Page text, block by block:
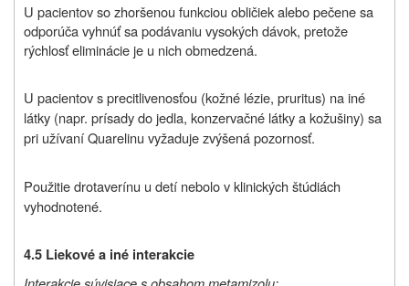
U pacientov so zhoršenou funkciou obličiek alebo pečene sa
odporúča vyhnúť sa podávaniu vysokých dávok, pretože
rýchlosť eliminácie je u nich obmedzená.
U pacientov s precitlivenosťou (kožné lézie, pruritus) na iné
látky (napr. prísady do jedla, konzervačné látky a kožušiny) sa
pri užívaní Quarelinu vyžaduje zvýšená pozornosť.
Použitie drotaverínu u detí nebolo v klinických štúdiách
vyhodnotené.
4.5 Liekové a iné interakcie